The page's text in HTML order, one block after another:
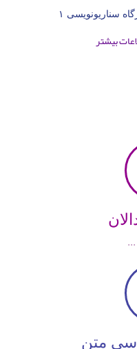
سناریونویسی ۱
بیشتر
متن